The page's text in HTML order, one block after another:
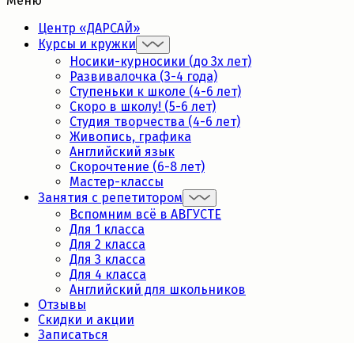
Центр «ДАРСАЙ»
Курсы и кружки
Носики-курносики (до 3х лет)
Развивалочка (3-4 года)
Ступеньки к школе (4-6 лет)
Скоро в школу! (5-6 лет)
Студия творчества (4-6 лет)
Живопись, графика
Английский язык
Скорочтение (6-8 лет)
Мастер-классы
Занятия с репетитором
Вспомним всё в АВГУСТЕ
Для 1 класса
Для 2 класса
Для 3 класса
Для 4 класса
Английский для школьников
Отзывы
Скидки и акции
Записаться